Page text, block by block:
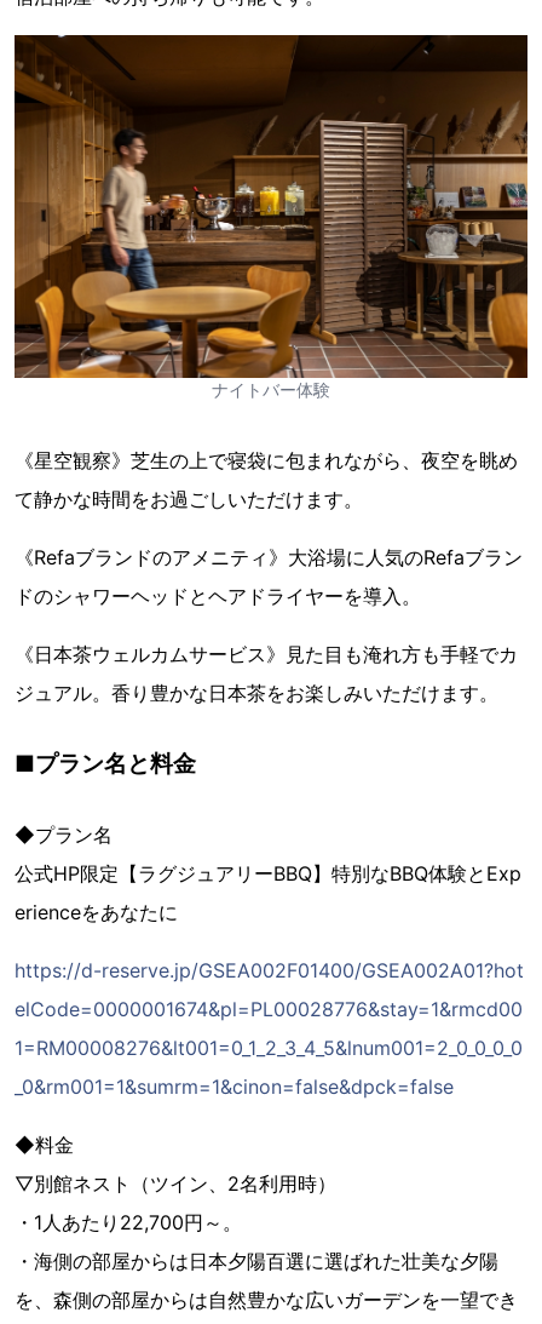
ナイトバー体験
《星空観察》芝生の上で寝袋に包まれながら、夜空を眺め
て静かな時間をお過ごしいただけます。
《Refaブランドのアメニティ》大浴場に人気のRefaブラン
ドのシャワーヘッドとヘアドライヤーを導入。
《日本茶ウェルカムサービス》見た目も淹れ方も手軽でカ
ジュアル。香り豊かな日本茶をお楽しみいただけます。
■プラン名と料金
◆プラン名
公式HP限定【ラグジュアリーBBQ】特別なBBQ体験とExp
erienceをあなたに
https://d-reserve.jp/GSEA002F01400/GSEA002A01?hot
elCode=0000001674&pl=PL00028776&stay=1&rmcd00
1=RM00008276&lt001=0_1_2_3_4_5&lnum001=2_0_0_0_0
_0&rm001=1&sumrm=1&cinon=false&dpck=false
◆料金
▽別館ネスト（ツイン、2名利用時）
・1人あたり22,700円～。
・海側の部屋からは日本夕陽百選に選ばれた壮美な夕陽
を、森側の部屋からは自然豊かな広いガーデンを一望でき